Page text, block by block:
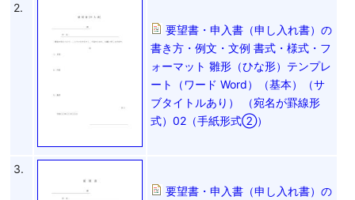
2.
要望書・申入書（申し入れ書）の
書き方・例文・文例 書式・様式・フ
ォーマット 雛形（ひな形）テンプレ
ート（ワード Word）（基本）（サ
ブタイトルあり） （宛名が罫線形
式）02（手紙形式②）
3.
要望書・申入書（申し入れ書）の